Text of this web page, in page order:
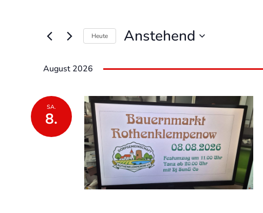
Heute Anstehend
wählen.
August 2026
SA.
8.